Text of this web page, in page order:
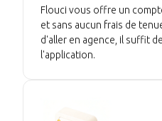
Flouci vous offre un
et sans aucun frais de
d'aller en agence, il suffit
l'application.